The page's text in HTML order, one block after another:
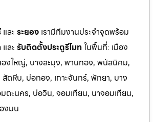
และ ระยอง เรามีทีมงานประจำจุดพร้อม
และ รับติดตั้งประตูรีโมทในพื้นที่: เมือง
งใหญ่, บางละมุง, พานทอง, พนัสนิคม,
สัตหีบ, บ่อทอง, เกาะจันทร์, พัทยา, บาง
ตะนคร, บ่อวิน, จอมเทียน, นาจอมเทียน,
งมน